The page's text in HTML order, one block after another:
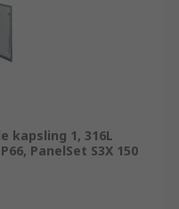
kapsling 1, 316L
PanelSet S3X 150